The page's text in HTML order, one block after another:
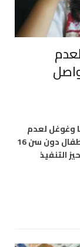
وغوغل لعدم
امتثالهما للقيود المفروضة على استخدام الأطفال دون سن 16
التنفيذ